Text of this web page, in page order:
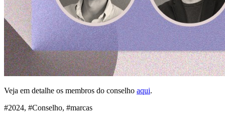
Veja em detalhe os membros do conselho aqui.
#2024, #Conselho, #marcas